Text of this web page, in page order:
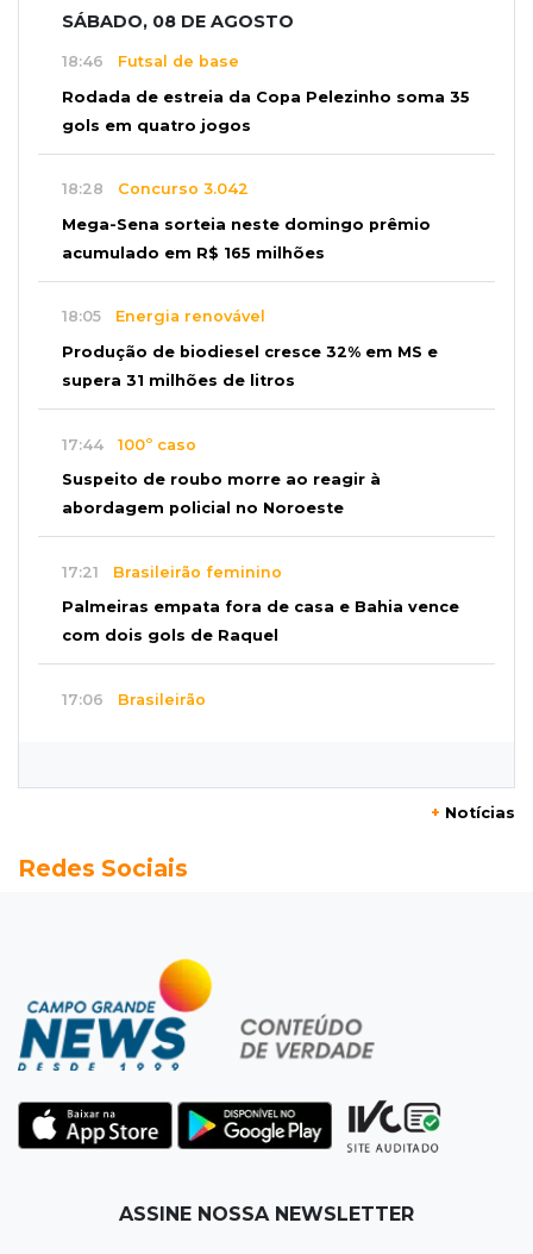
SÁBADO, 08 DE AGOSTO
18:46 Futsal de base
Rodada de estreia da Copa Pelezinho soma 35
gols em quatro jogos
18:28 Concurso 3.042
Mega-Sena sorteia neste domingo prêmio
acumulado em R$ 165 milhões
18:05 Energia renovável
Produção de biodiesel cresce 32% em MS e
supera 31 milhões de litros
17:44 100º caso
Suspeito de roubo morre ao reagir à
abordagem policial no Noroeste
17:21 Brasileirão feminino
Palmeiras empata fora de casa e Bahia vence
com dois gols de Raquel
17:06 Brasileirão
Inmet faz alerta de vendaval e tempestade
Rede de água
Juiz obriga condomínio da Capital a fazer
ligação de água na rede pública
Há vagas: obras da UFN3 mantêm ciclo de
contratações em Três Lagoas
Comportamento
+ Notícias
Redes Sociais
ASSINE NOSSA NEWSLETTER